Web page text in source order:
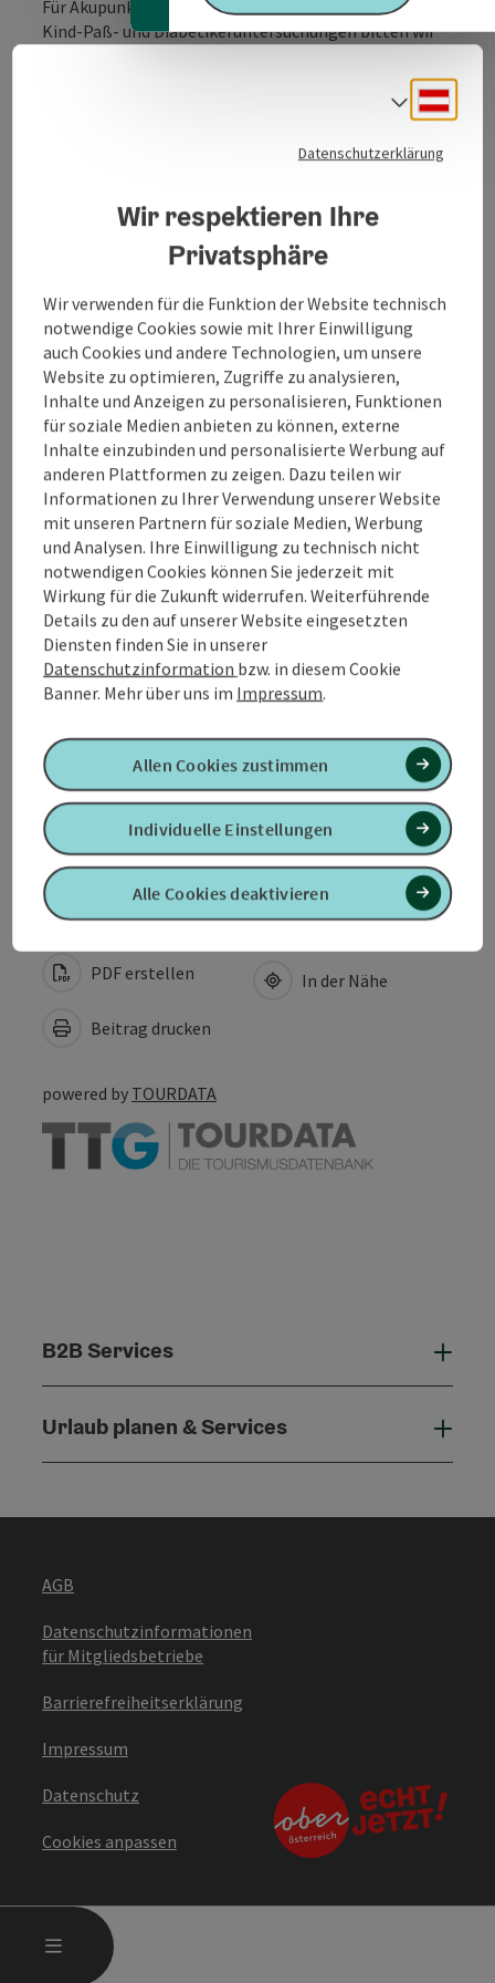
MENÜ
Für Akupunktur, Vorsorgeuntersuchungen, Mutter-
Kind-Paß- und Diabetikeruntersuchungen bitten wir
Barrierefreiheit ist in der Ordination gegeben und
ausreichend Parkplätze direkt an der Ordination
zur Verfügung, die außerhalb der Ordinationszeiten
dringend einen Arzt brauchen.
Allgemeinmediziner sind dafür rund um die Uhr für Sie
erreichbar.
Den diensthabenden Arzt erfahren Sie unter der
Notrufnummer 141.
Kontakt
Öffnungszeiten
Anreise/Lage
Preise
Eignung
Barrierefreiheit
PDF erstellen
Beitrag drucken
In der Nähe
powered by TOURDATA
B2B Services
Urlaub planen & Services
AGB
Datenschutzinformationen
für Mitgliedsbetriebe
Barrierefreiheitserklärung
Impressum
Datenschutz
Cookies anpassen
Datenschutzerklärung
Wir respektieren Ihre
Privatsphäre
Wir verwenden für die Funktion der Website technisch
notwendige Cookies sowie mit Ihrer Einwilligung
auch Cookies und andere Technologien, um unsere
Website zu optimieren, Zugriffe zu analysieren,
Inhalte und Anzeigen zu personalisieren, Funktionen
für soziale Medien anbieten zu können, externe
Inhalte einzubinden und personalisierte Werbung auf
anderen Plattformen zu zeigen. Dazu teilen wir
Informationen zu Ihrer Verwendung unserer Website
mit unseren Partnern für soziale Medien, Werbung
und Analysen. Ihre Einwilligung zu technisch nicht
notwendigen Cookies können Sie jederzeit mit
Wirkung für die Zukunft widerrufen. Weiterführende
Details zu den auf unserer Website eingesetzten
Diensten finden Sie in unserer
Datenschutzinformation bzw. in diesem Cookie
Banner. Mehr über uns im Impressum.
Alle Cookies deaktivieren
Individuelle Einstellungen
Allen Cookies zustimmen